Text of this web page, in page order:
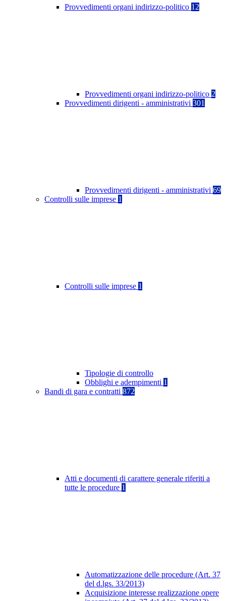
Provvedimenti organi indirizzo-politico 12
Provvedimenti organi indirizzo-politico 2
Provvedimenti dirigenti - amministrativi 301
Provvedimenti dirigenti - amministrativi 69
Controlli sulle imprese 1
Controlli sulle imprese 1
Tipologie di controllo
Obblighi e adempimenti 1
Bandi di gara e contratti 872
Atti e documenti di carattere generale riferiti a
tutte le procedure 1
Automatizzazione delle procedure (Art. 37
del d.lgs. 33/2013)
Acquisizione interesse realizzazione opere